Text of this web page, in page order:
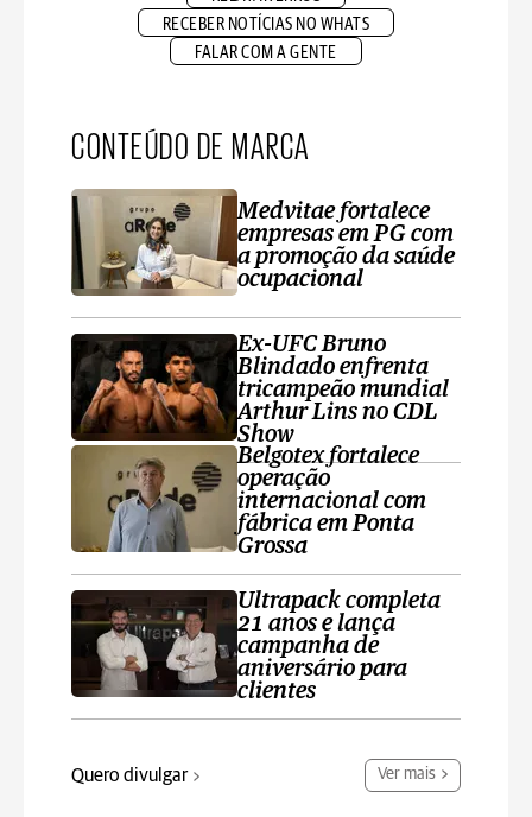
RECEBER NOTÍCIAS NO WHATS
FALAR COM A GENTE
CONTEÚDO DE MARCA
Medvitae fortalece
empresas em PG com
a promoção da saúde
ocupacional
Ex-UFC Bruno
Blindado enfrenta
tricampeão mundial
Arthur Lins no CDL
Show
Belgotex fortalece
operação
internacional com
fábrica em Ponta
Grossa
Ultrapack completa
21 anos e lança
campanha de
aniversário para
clientes
Quero divulgar Ver mais